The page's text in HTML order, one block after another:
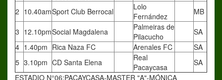
2 10.40amSport Club Berrocal
Lolo
Fernández
MB
3 12.10pmSocial Magdalena
Palmeiras de
Pilacucho
SA
4 1.40pm Rica Naza FC Arenales FC
SA
5 3.10pm CD Santa Elena
Real
Pacaycasa
SA
ESTADIO N°06:PACAYCASA-MASTER "A"-MÓNICA